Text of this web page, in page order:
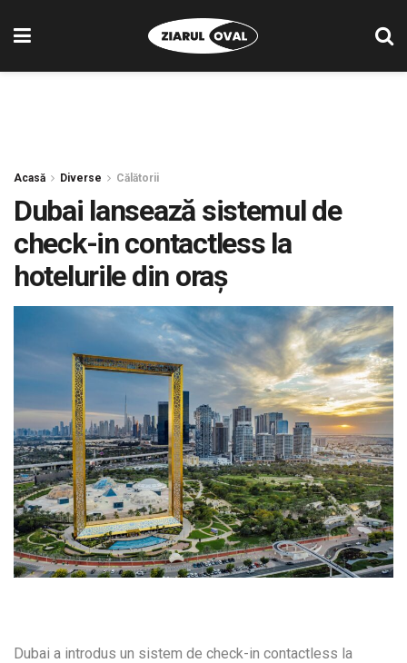
Acasă Diverse Călătorii
Dubai lansează sistemul de
check-in contactless la
hotelurile din oraș
Dubai a introdus un sistem de check-in contactless la